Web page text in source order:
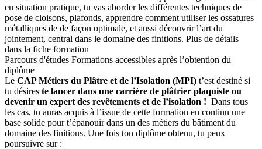
en situation pratique, tu vas aborder les différentes techniques de
pose de cloisons, plafonds, apprendre comment utiliser les ossatures
métalliques de de façon optimale, et aussi découvrir l’art du
jointement, central dans le domaine des finitions. Plus de détails
dans la fiche formation
Parcours d'études Formations accessibles après l’obtention du
diplôme
Le CAP Métiers du Plâtre et de l’Isolation (MPI) t’est destiné si
tu désires te lancer dans une carrière de plâtrier plaquiste ou
devenir un expert des revêtements et de l’isolation ! Dans tous
les cas, tu auras acquis à l’issue de cette formation en continu une
base solide pour t’épanouir dans un des métiers du bâtiment du
domaine des finitions. Une fois ton diplôme obtenu, tu peux
poursuivre sur :